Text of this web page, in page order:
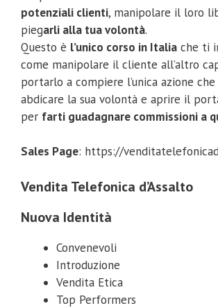
potenziali clienti, manipolare il loro
piegarli alla tua volontà.
Questo è l’unico corso in Italia che ti
come manipolare il cliente all’altro
portarlo a compiere l’unica azione
abdicare la sua volontà e aprire il
per farti guadagnare commissioni a
Sales Page: https://
Vendita Telefonica d’Assalto
Nuova Identità
Convenevoli
Introduzione
Vendita Etica
Top Performers